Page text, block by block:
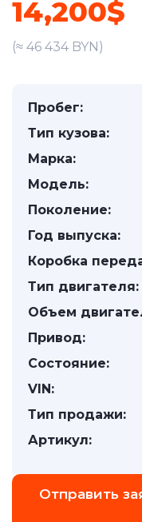
14,200$
(≈ 46 434 BYN)
Пробег:
Тип кузова:
Марка:
Модель:
Поколение:
Год выпуска:
Коробка
Тип двигателя:
Объем
Привод:
Состояние:
VIN:
Тип продажи:
Артикул:
Отправить